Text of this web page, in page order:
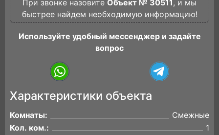
При звонке назовите Объект № 30511, и мы
быстрее найдем необходимую информацию!
Используйте удобный мессенджер и задайте
вопрос
Характеристики объекта
Комнаты:
Смежные
Кол. ком.:
1